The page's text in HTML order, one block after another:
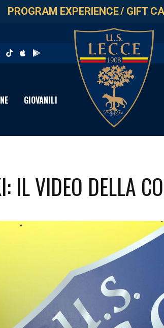
PROGRAM EXPERIENCE/ GIFT
GIOVANILI
IL VIDEO DELLA